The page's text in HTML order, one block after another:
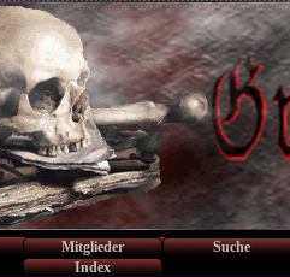
Mitglieder
Suche
Index